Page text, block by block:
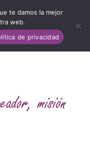
misión
te damos la mejor
web.
de privacidad